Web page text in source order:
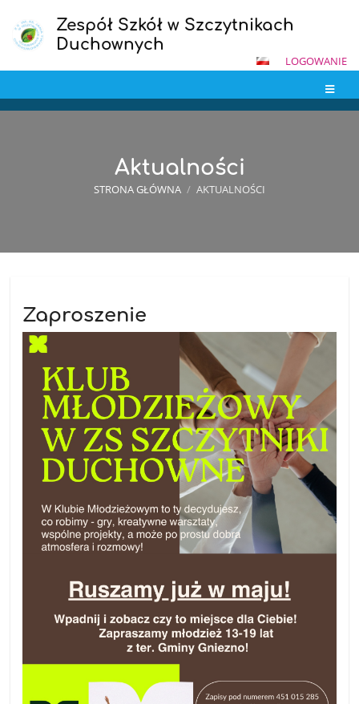
Zespół Szkół w Szczytnikach
Duchownych
LOGOWANIE
Aktualności
STRONA GŁÓWNA / AKTUALNOŚCI
Zaproszenie